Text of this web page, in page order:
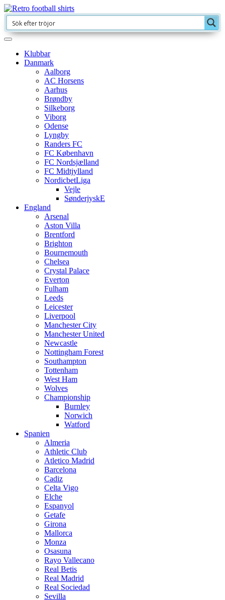
Klubbar
Danmark
Aalborg
AC Horsens
Aarhus
Brøndby
Silkeborg
Viborg
Odense
Lyngby
Randers FC
FC København
FC Nordsjælland
FC Midtjylland
NordicbetLiga
Vejle
SønderjyskE
England
Arsenal
Aston Villa
Brentford
Brighton
Bournemouth
Chelsea
Crystal Palace
Everton
Fulham
Leeds
Leicester
Liverpool
Manchester City
Manchester United
Newcastle
Nottingham Forest
Southampton
Tottenham
West Ham
Wolves
Championship
Burnley
Norwich
Watford
Spanien
Almeria
Athletic Club
Atletico Madrid
Barcelona
Cadiz
Celta Vigo
Elche
Espanyol
Getafe
Girona
Mallorca
Monza
Osasuna
Rayo Vallecano
Real Betis
Real Madrid
Real Sociedad
Sevilla